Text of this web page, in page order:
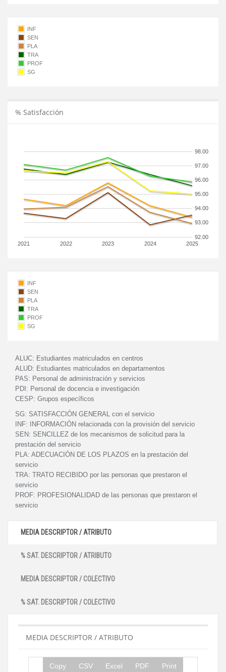
INF
SEN
PLA
TRA
PROF
SG
% Satisfacción
2021 2022 2023 2024 2025
92.00
93.00
94.00
95.00
96.00
97.00
98.00
INF
SEN
PLA
TRA
PROF
SG
ALUC: Estudiantes matriculados en centros
ALUD: Estudiantes matriculados en departamentos
PAS: Personal de administración y servicios
PDI: Personal de docencia e investigación
CESP: Grupos específicos
SG: SATISFACCIÓN GENERAL con el servicio
INF:
INFORMACIÓN relacionada con la provisión del servicio
SEN: SENCILLEZ de los mecanismos de solicitud para la
prestación del servicio
PLA: ADECUACIÓN DE LOS PLAZOS en la prestación del
servicio
TRA: TRATO RECIBIDO por las personas que prestaron el
servicio
PROF: PROFESIONALIDAD de las personas que prestaron el
servicio
MEDIA DESCRIPTOR / ATRIBUTO
% SAT. DESCRIPTOR / ATRIBUTO
MEDIA DESCRIPTOR / COLECTIVO
% SAT. DESCRIPTOR / COLECTIVO
MEDIA DESCRIPTOR / ATRIBUTO
Copy CSV Excel PDF Print